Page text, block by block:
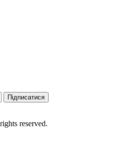
Підписатися
reserved.